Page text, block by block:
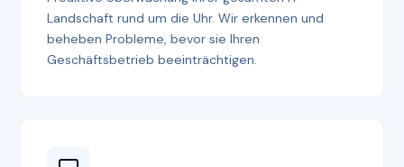
Landschaft rund um die Uhr. Wir erkennen und
beheben Probleme, bevor sie Ihren
Geschäftsbetrieb beeinträchtigen.